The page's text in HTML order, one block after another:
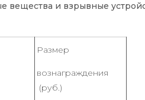
и взрывные
Размер
вознаграждения
(руб.)